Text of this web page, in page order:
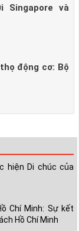
Singapore và
động cơ: Bộ
hiện Di chúc của
Chí Minh: Sự kết
Hồ Chí Minh